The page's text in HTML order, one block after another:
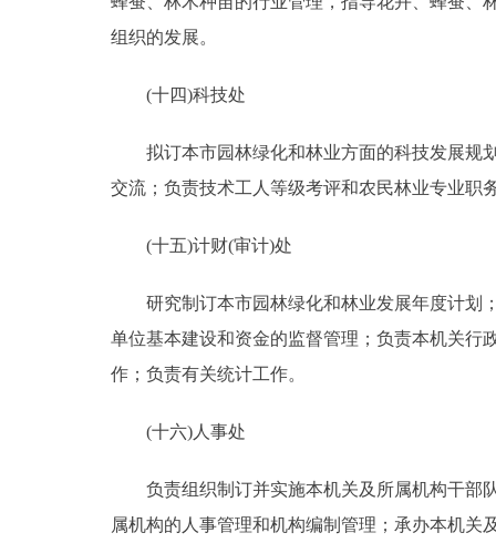
组织的发展。
(十四)科技处
拟订本市园林绿化和林业方面的科技发展规划
交流；负责技术工人等级考评和农民林业专业职
(十五)计财(审计)处
研究制订本市园林绿化和林业发展年度计划；
单位基本建设和资金的监督管理；负责本机关行
作；负责有关统计工作。
(十六)人事处
负责组织制订并实施本机关及所属机构干部队
属机构的人事管理和机构编制管理；承办本机关